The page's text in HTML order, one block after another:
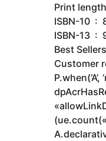
Best
Customer